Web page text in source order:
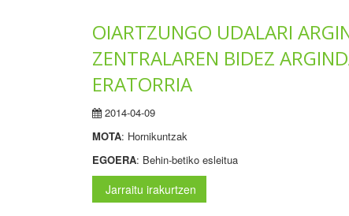
OIARTZUNGO UDALARI
ZENTRALAREN BIDEZ
ERATORRIA
2014-04-09
MOTA: Hornikuntzak
EGOERA: Behin-betiko esleitua
Jarraitu irakurtzen